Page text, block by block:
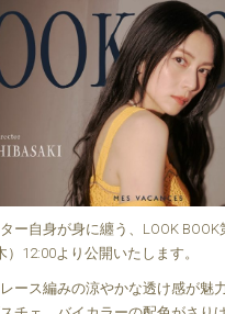
ー自身が身に纏う、LOOK
）12:00より公開いたします。
ース編みの涼やかな透け感が魅